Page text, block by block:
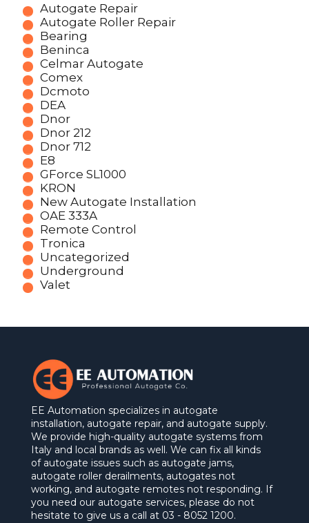
Autogate Repair
Autogate Roller Repair
Bearing
Beninca
Celmar Autogate
Comex
Dcmoto
DEA
Dnor
Dnor 212
Dnor 712
E8
GForce SL1000
KRON
New Autogate Installation
OAE 333A
Remote Control
Tronica
Uncategorized
Underground
Valet
EE Automation specializes in autogate
installation, autogate repair, and autogate supply.
We provide high-quality autogate systems from
Italy and local brands as well. We can fix all kinds
of autogate issues such as autogate jams,
autogate roller derailments, autogates not
working, and autogate remotes not responding. If
you need our autogate services, please do not
hesitate to give us a call at 03 - 8052 1200.